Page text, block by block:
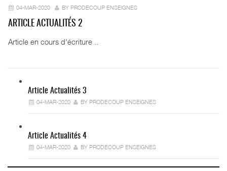
04-MAR-2020 BY PRODECOUP ENSEIGNES
ARTICLE ACTUALITÉS 2
Article en cours d'écriture ..
Article Actualités 3
04-MAR-2020 BY PRODECOUP ENSEIGNES
Article Actualités 4
04-MAR-2020 BY PRODECOUP ENSEIGNES